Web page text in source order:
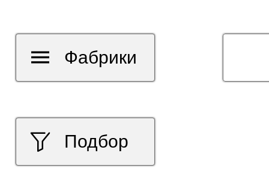
Подбор
Фабрики